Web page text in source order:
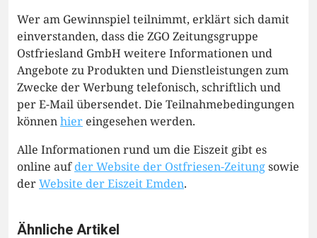
Wer am Gewinnspiel teilnimmt, erklärt sich damit
einverstanden, dass die ZGO Zeitungsgruppe
Ostfriesland GmbH weitere Informationen und
Angebote zu Produkten und Dienstleistungen zum
Zwecke der Werbung telefonisch, schriftlich und
per E-Mail übersendet. Die Teilnahmebedingungen
könnenhier eingesehen werden.
Alle Informationen rund um die Eiszeit gibt es
online aufder Website der Ostfriesen-Zeitungsowie
derWebsite der Eiszeit Emden.
Ähnliche Artikel